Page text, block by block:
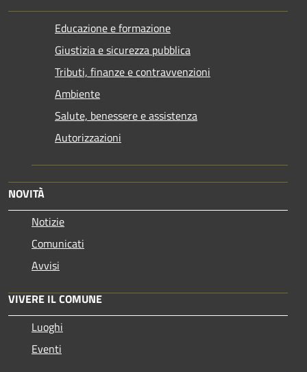
Educazione e formazione
Giustizia e sicurezza pubblica
Tributi, finanze e contravvenzioni
Ambiente
Salute, benessere e assistenza
Autorizzazioni
NOVITÀ
Notizie
Comunicati
Avvisi
VIVERE IL COMUNE
Luoghi
Eventi